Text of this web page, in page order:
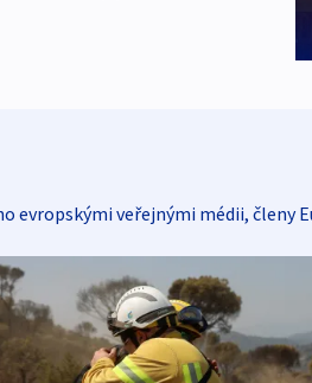
evropskými veřejnými médii, členy